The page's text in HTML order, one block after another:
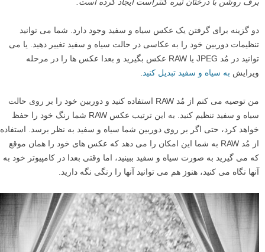
دو گزینه برای گرفتن یک عکس سیاه و سفید وجود دارد. شما می توانید
تنظیمات دوربین خود را به عکاسی در حالت سیاه و سفید تغییر دهید. یا می
توانید در مُد JPEG یا RAW عکس بگیرید و بعدا عکس ها را در مرحله
ویرایشبه سیاه و سفید تبدیل کنید.
سیاه و سفید تنظیم کنید. به این ترتیب عکس RAW شما رنگ خود را حفظ
خواهد کرد، حتی اگر بر روی دوربین شما سیاه و سفید به نظر برسد. استفاده
از مُد RAW به شما این امکان را می دهد که عکس های خود را همان موقع
که می گیرید به صورت سیاه و سفید ببینید، اما وقتی بعدا در کامپیوتر خود به